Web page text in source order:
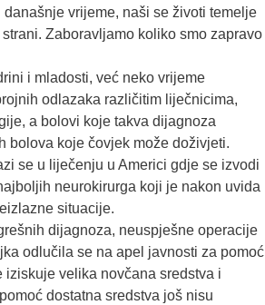
vrijeme, naši se životi temelje
Zaboravljamo koliko smo zapravo
i mladosti, već neko vrijeme
odlazaka različitim liječnicima,
a bolovi koje takva dijagnoza
bolova koje čovjek može doživjeti.
se u liječenju u Americi gdje se izvodi
neurokirurga koji je nakon uvida
situacije.
dijagnoza, neuspješne operacije
odlučila se na apel javnosti za pomoć
velika novčana sredstva i
dostatna sredstva još nisu